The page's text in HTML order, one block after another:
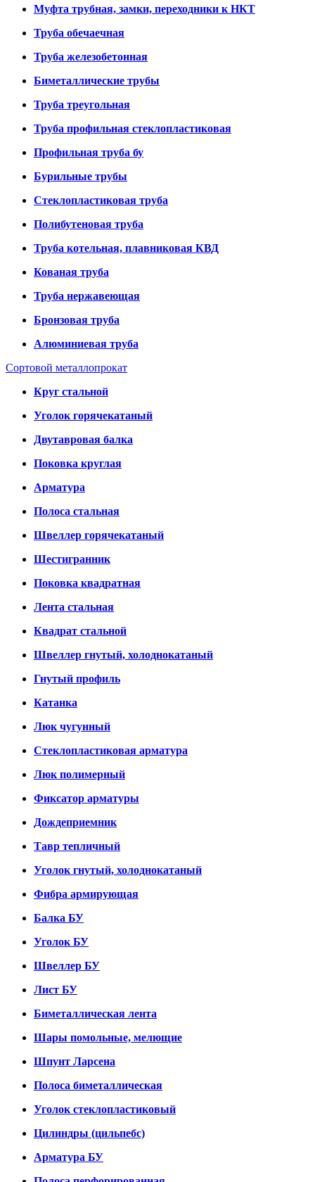
Муфта трубная, замки, переходники к НКТ
Труба обечаечная
Труба железобетонная
Биметаллические трубы
Труба треугольная
Труба профильная стеклопластиковая
Профильная труба бу
Бурильные трубы
Стеклопластиковая труба
Полибутеновая труба
Труба котельная, плавниковая КВД
Кованая труба
Труба нержавеющая
Бронзовая труба
Алюминиевая труба
Сортовой металлопрокат
Круг стальной
Уголок горячекатаный
Двутавровая балка
Поковка круглая
Арматура
Полоса стальная
Швеллер горячекатаный
Шестигранник
Поковка квадратная
Лента стальная
Квадрат стальной
Швеллер гнутый, холоднокатаный
Гнутый профиль
Катанка
Люк чугунный
Стеклопластиковая арматура
Люк полимерный
Фиксатор арматуры
Дождеприемник
Тавр тепличный
Уголок гнутый, холоднокатаный
Фибра армирующая
Балка БУ
Уголок БУ
Швеллер БУ
Лист БУ
Биметаллическая лента
Шары помольные, мелющие
Шпунт Ларсена
Полоса биметаллическая
Уголок стеклопластиковый
Цилиндры (цильпебс)
Арматура БУ